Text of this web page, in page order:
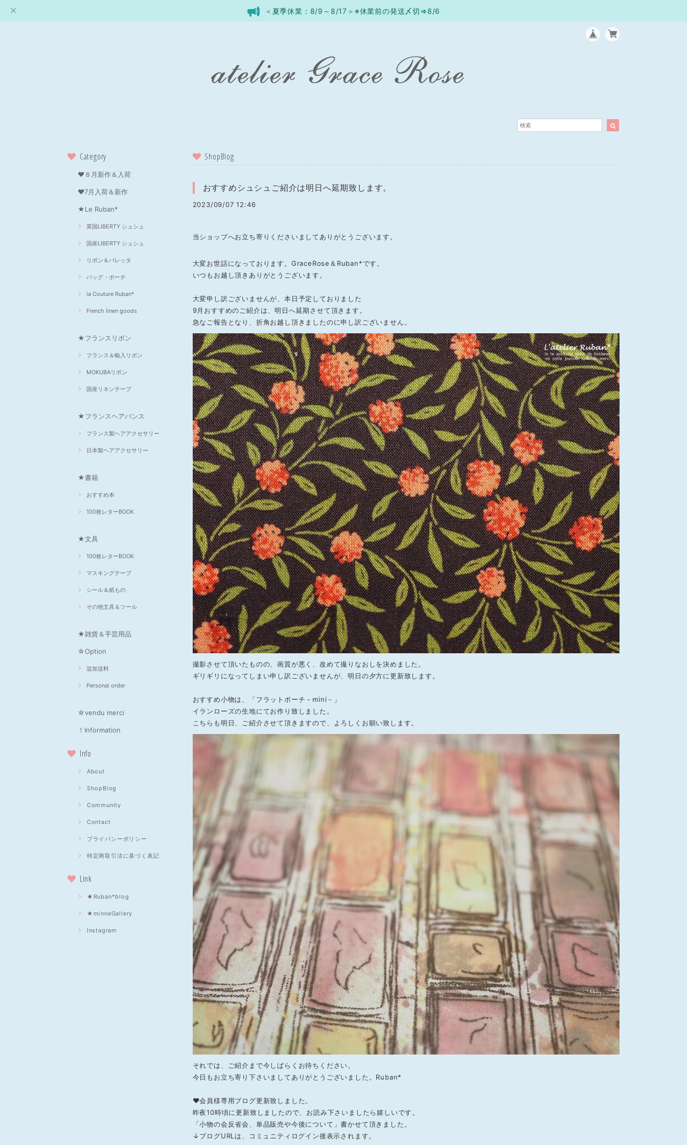
＜夏季休業：8/9～8/17＞※休業前の発送〆切⇒8/6
Category
❤８月新作＆入荷
❤7月入荷＆新作
★Le Ruban*
英国LIBERTY シュシュ
国産LIBERTY シュシュ
リボン＆バレッタ
バッグ・ポーチ
la Couture Ruban*
French linen goods
★フランスリボン
フランス＆輸入リボン
MOKUBAリボン
国産リネンテープ
★フランスヘアバンス
フランス製ヘアアクセサリー
日本製ヘアアクセサリー
★書籍
おすすめ本
100枚レターBOOK
★文具
100枚レターBOOK
マスキングテープ
シール＆紙もの
その他文具＆ツール
★雑貨＆手芸用品
☆Option
追加送料
Personal order
☆vendu merci
！Information
Info
About
ShopBlog
Community
Contact
プライバシーポリシー
特定商取引法に基づく表記
Link
★Ruban*blog
★minneGallery
Instagram
ShopBlog
おすすめシュシュご紹介は明日へ延期致します。
2023/09/07 12:46
当ショップへお立ち寄りくださいましてありがとうございます。
大変お世話になっております。GraceRose＆Ruban*です。
いつもお越し頂きありがとうございます。
大変申し訳ございませんが、本日予定しておりました
9月おすすめのご紹介は、明日へ延期させて頂きます。
急なご報告となり、折角お越し頂きましたのに申し訳ございません。
撮影させて頂いたものの、画質が悪く、改めて撮りなおしを決めました。
ギリギリになってしまい申し訳ございませんが、明日の夕方に更新致します。
おすすめ小物は、「フラットポーチ－mini－」
イランローズの生地にてお作り致しました。
こちらも明日、ご紹介させて頂きますので、よろしくお願い致します。
それでは、ご紹介まで今しばらくお待ちください。
今日もお立ち寄り下さいましてありがとうございました。Ruban*
❤会員様専用ブログ更新致しました。
昨夜10時頃に更新致しましたので、お読み下さいましたら嬉しいです。
「小物の会反省会、単品販売や今後について」書かせて頂きました。
↓ブログURLは、コミュニティログイン後表示されます。